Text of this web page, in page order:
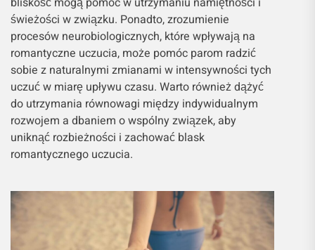
świeżości w związku. Ponadto, zrozumienie
procesów neurobiologicznych, które wpływają na
romantyczne uczucia, może pomóc parom radzić
sobie z naturalnymi zmianami w intensywności tych
uczuć w miarę upływu czasu. Warto również dążyć
do utrzymania równowagi między indywidualnym
rozwojem a dbaniem o wspólny związek, aby
uniknąć rozbieżności i zachować blask
romantycznego uczucia.